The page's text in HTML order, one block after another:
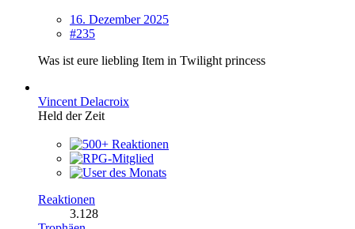
16. Dezember 2025
#235
Was ist eure liebling Item in Twilight princess
Vincent Delacroix
Held der Zeit
Reaktionen
3.128